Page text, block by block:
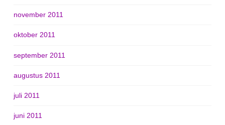
november 2011
oktober 2011
september 2011
augustus 2011
juli 2011
juni 2011